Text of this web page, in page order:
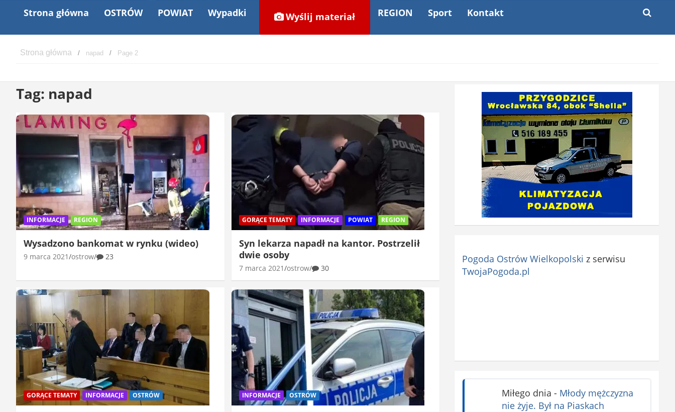
Strona główna OSTRÓW POWIAT Wypadki Wyślij materiał REGION Sport Kontakt
napad Page 2
Tag: napad
INFORMACJE REGION
Wysadzono bankomat w rynku (wideo)
9 marca 2021 ostrow 23
GORĄCE TEMATY INFORMACJE POWIAT REGION
Syn lekarza napadł na kantor. Postrzelił
dwie osoby
7 marca 2021 ostrow 30
GORĄCE TEMATY INFORMACJE OSTRÓW INFORMACJE OSTRÓW
Pogoda Ostrów Wielkopolski z serwisu
TwojaPogoda.pl
Miłego dnia - Młody mężczyzna
nie żyje. Był na Piaskach